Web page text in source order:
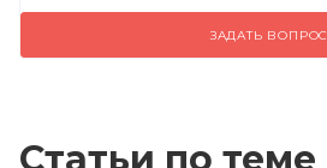
ЗАДАТЬ ВОПРОС
Статьи по теме